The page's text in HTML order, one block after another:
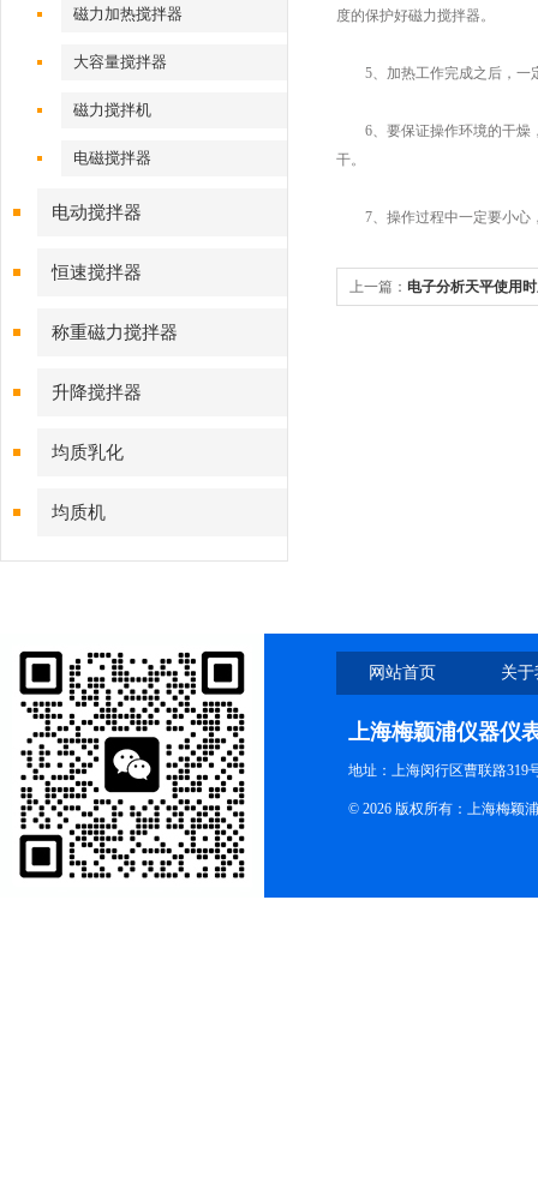
磁力加热搅拌器
大容量搅拌器
磁力搅拌机
电磁搅拌器
电动搅拌器
恒速搅拌器
称重磁力搅拌器
升降搅拌器
均质乳化
均质机
度的保护好磁力搅拌器。
5、加热工作完成之后，一
6、要保证操作环境的干燥，
干。
7、操作过程中一定要小心
上一篇： 电子分析天平使用
网站首页 关
上海梅颖浦仪器仪
地址：上海闵行区曹联路319
© 2026 版权所有：上海梅颖